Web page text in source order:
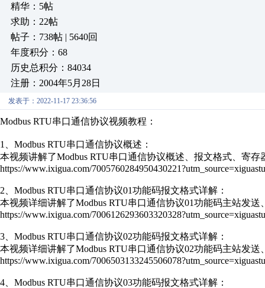
精华：5帖
求助：22帖
帖子：738帖 | 5640回
年度积分：68
历史总积分：84034
注册：2004年5月28日
发表于：2022-11-17 23:36:56
Modbus RTU串口通信协议视频教程：
1、Modbus RTU串口通信协议概述：
本视频讲解了Modbus RTU串口通信协议概述、报文格式、寄
https://www.ixigua.com/
2、Modbus RTU串口通信协议01功能码报文格式详解：
本视频详细讲解了Modbus RTU串口通信协议01功能码主站发
https://www.ixigua.com/
3、Modbus RTU串口通信协议02功能码报文格式详解：
本视频详细讲解了Modbus RTU串口通信协议02功能码主站发
https://www.ixigua.com/
4、Modbus RTU串口通信协议03功能码报文格式详解：